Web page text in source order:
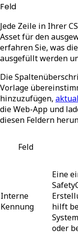
Feld
Jede Zeile in Ihrer
Asset für den
erfahren Sie, was
ausgefüllt werden
Die
Vorlage
hinzuzufügen,
die Web-App und
diesen Feldern
Feld
Interne
Kennung
Eine
hilft
oder